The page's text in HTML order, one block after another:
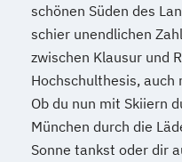
schönen Süden des
schier unendlichen
zwischen Klausur und
Hochschulthesis, auch
Ob du nun mit Skiiern
München durch die
Sonne tankst oder dir